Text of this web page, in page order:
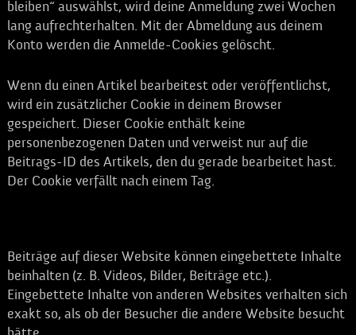
bleiben“ auswählst, wird deine Anmeldung zwei Wochen
lang aufrechterhalten. Mit der Abmeldung aus deinem
Konto werden die Anmelde-Cookies gelöscht.
Wenn du einen Artikel bearbeitest oder veröffentlichst,
wird ein zusätzlicher Cookie in deinem Browser
gespeichert. Dieser Cookie enthält keine
personenbezogenen Daten und verweist nur auf die
Beitrags-ID des Artikels, den du gerade bearbeitet hast.
Der Cookie verfällt nach einem Tag.
Beiträge auf dieser Website können eingebettete Inhalte
beinhalten (z. B. Videos, Bilder, Beiträge etc.).
Eingebettete Inhalte von anderen Websites verhalten sich
exakt so, als ob der Besucher die andere Website besucht